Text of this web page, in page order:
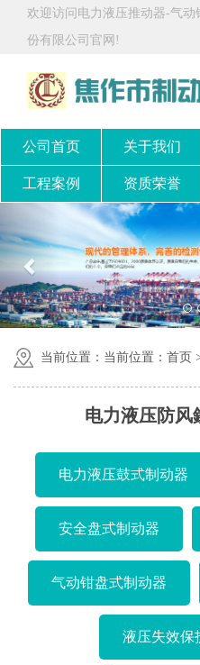
欢迎访问电力液压推动器-气
份有限公司官网!
公司首页 关于我们
工程案例 资质荣誉
当前位置：当前位置： 首页
电力液压防风
电力液压鼓式制动器
安全盘式制动器
气动钳盘式制动器
液压失效保